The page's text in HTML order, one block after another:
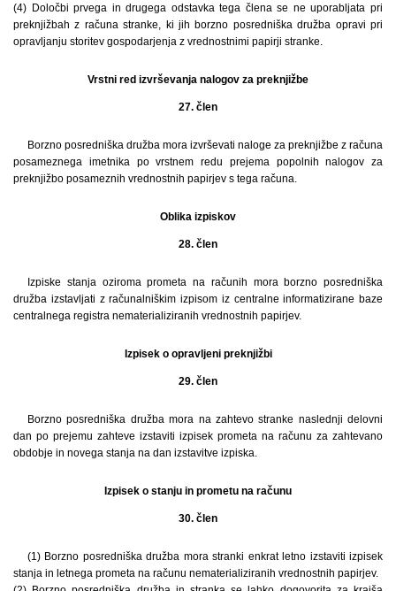
(4) Določbi prvega in drugega odstavka tega člena se ne uporabljata pri
preknjižbah z računa stranke, ki jih borzno posredniška družba opravi pri
opravljanju storitev gospodarjenja z vrednostnimi papirji stranke.
Vrstni red izvrševanja nalogov za preknjižbe
27. člen
Borzno posredniška družba mora izvrševati naloge za preknjižbe z računa
posameznega imetnika po vrstnem redu prejema popolnih nalogov za
preknjižbo posameznih vrednostnih papirjev s tega računa.
Oblika izpiskov
28. člen
Izpiske stanja oziroma prometa na računih mora borzno posredniška
družba izstavljati z računalniškim izpisom iz centralne informatizirane baze
centralnega registra nematerializiranih vrednostnih papirjev.
Izpisek o opravljeni preknjižbi
29. člen
Borzno posredniška družba mora na zahtevo stranke naslednji delovni
dan po prejemu zahteve izstaviti izpisek prometa na računu za zahtevano
obdobje in novega stanja na dan izstavitve izpiska.
Izpisek o stanju in prometu na računu
30. člen
(1) Borzno posredniška družba mora stranki enkrat letno izstaviti izpisek
stanja in letnega prometa na računu nematerializiranih vrednostnih papirjev.